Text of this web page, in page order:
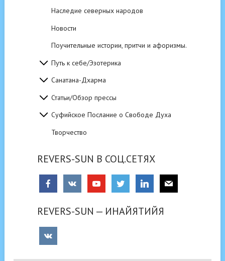
Наследие северных народов
Новости
Поучительные истории, притчи и афоризмы.
Путь к себе/Эзотерика
Санатана-Дхарма
Статьи/Обзор прессы
Суфийское Послание о Свободе Духа
Творчество
REVERS-SUN В СОЦ.СЕТЯХ
REVERS-SUN — ИНАЙЯТИЙЯ